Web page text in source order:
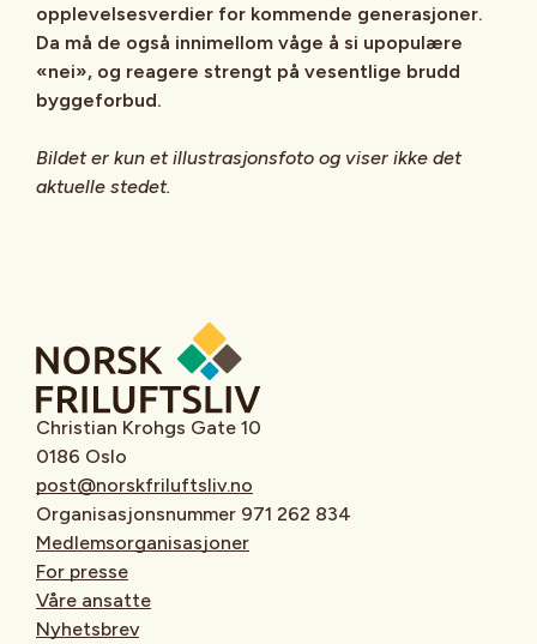
opplevelsesverdier for kommende generasjoner.
Da må de også innimellom våge å si upopulære
«nei», og reagere strengt på vesentlige brudd
byggeforbud.
Bildet er kun et illustrasjonsfoto og viser ikke det
aktuelle stedet.
Christian Krohgs Gate 10
0186 Oslo
post@norskfriluftsliv.no
Organisasjonsnummer 971 262 834
Medlemsorganisasjoner
For presse
Våre ansatte
Nyhetsbrev